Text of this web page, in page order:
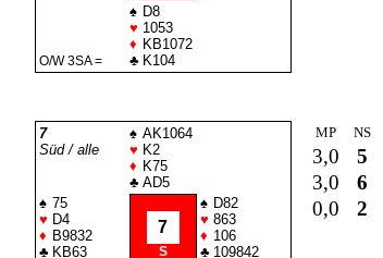
O/W 3SA=
♠ D8
♥ 1053
♦ KB1072
♣ K104
7
Süd / alle
♠ AK1064
♥ K2
♦ K75
♣ AD5
♠ 75
♥ D4
♦ B9832
♣ KB63
7
S
♠ D82
♥ 863
♦ 106
♣ 109842
MP NS
3,0 5
3,0
6
0,0
2